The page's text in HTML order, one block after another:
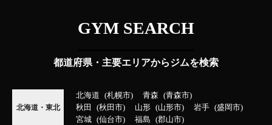
GYM SEARCH
都道府県・主要エリアからジムを検索
北海道・東北
北海道 札幌市 青森
青森市
秋田
秋田市 山形 山形市 岩手
盛岡市
宮城
仙台市 福島 郡山市